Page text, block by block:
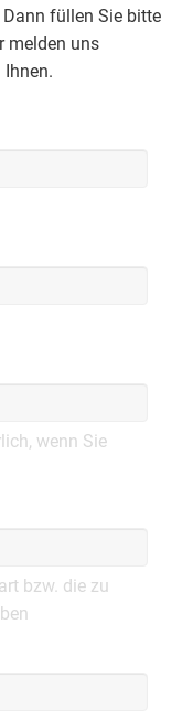
füllen Sie bitte
melden uns
wenn Sie
bzw. die zu